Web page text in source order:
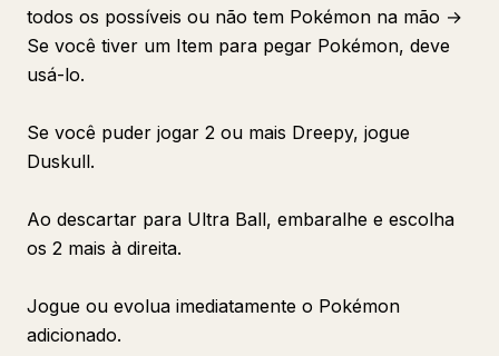
todos os possíveis ou não tem Pokémon na mão →
Se você tiver um Item para pegar Pokémon, deve
usá-lo.
Se você puder jogar 2 ou mais Dreepy, jogue
Duskull.
Ao descartar para Ultra Ball, embaralhe e escolha
os 2 mais à direita.
Jogue ou evolua imediatamente o Pokémon
adicionado.